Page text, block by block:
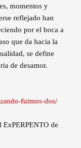
momentos y
reflejado han
por el boca a
que da hacia la
se define
de desamor.
fuimos-dos/
de